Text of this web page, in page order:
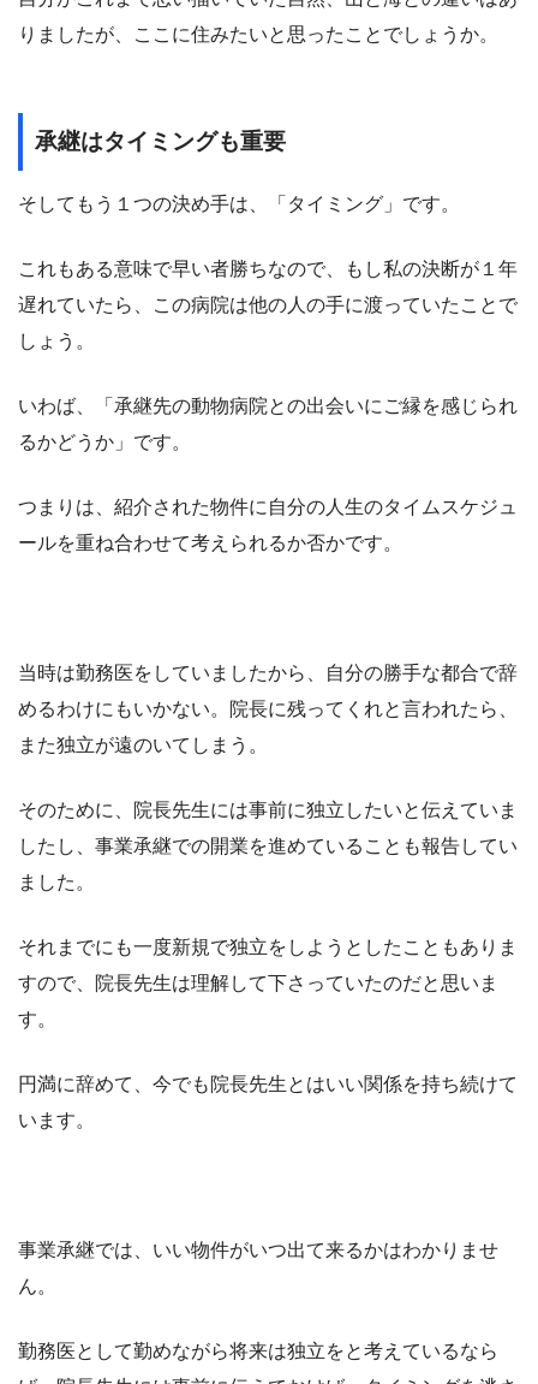
りましたが、ここに住みたいと思ったことでしょうか。
承継はタイミングも重要
そしてもう１つの決め手は、「タイミング」です。
これもある意味で早い者勝ちなので、もし私の決断が１年
遅れていたら、この病院は他の人の手に渡っていたことで
しょう。
いわば、「承継先の動物病院との出会いにご縁を感じられ
るかどうか」です。
つまりは、紹介された物件に自分の人生のタイムスケジュ
ールを重ね合わせて考えられるか否かです。
当時は勤務医をしていましたから、自分の勝手な都合で辞
めるわけにもいかない。院長に残ってくれと言われたら、
また独立が遠のいてしまう。
そのために、院長先生には事前に独立したいと伝えていま
したし、事業承継での開業を進めていることも報告してい
ました。
それまでにも一度新規で独立をしようとしたこともありま
すので、院長先生は理解して下さっていたのだと思いま
す。
円満に辞めて、今でも院長先生とはいい関係を持ち続けて
います。
事業承継では、いい物件がいつ出て来るかはわかりませ
ん。
勤務医として勤めながら将来は独立をと考えているなら